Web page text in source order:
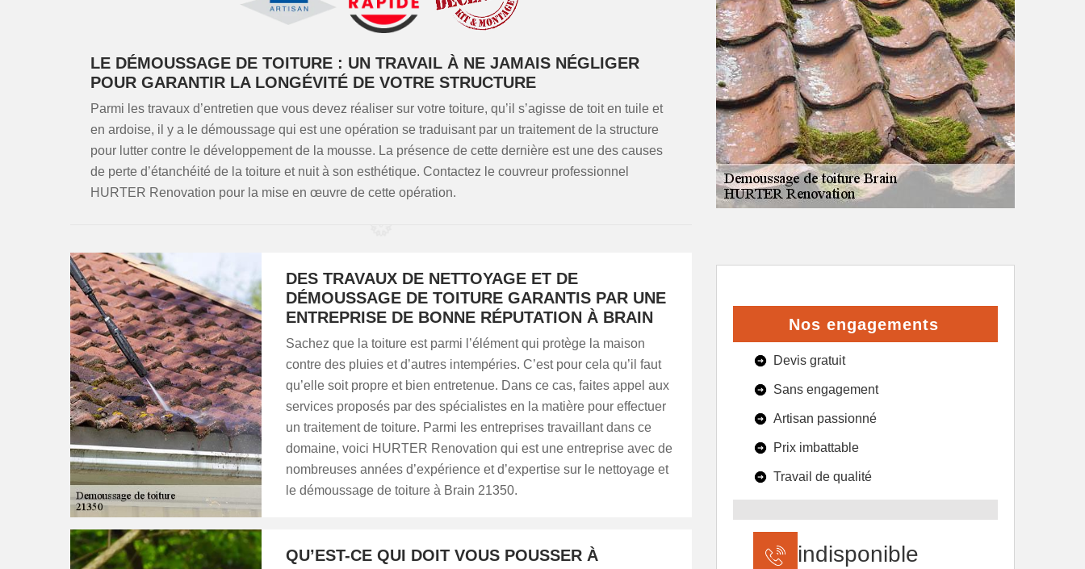
LE DÉMOUSSAGE DE TOITURE : UN TRAVAIL À NE JAMAIS NÉGLIGER
POUR GARANTIR LA LONGÉVITÉ DE VOTRE STRUCTURE
Parmi les travaux d’entretien que vous devez réaliser sur votre toiture, qu’il s’agisse de toit en tuile et
en ardoise, il y a le démoussage qui est une opération se traduisant par un traitement de la structure
pour lutter contre le développement de la mousse. La présence de cette dernière est une des causes
de perte d’étanchéité de la toiture et nuit à son esthétique. Contactez le couvreur professionnel
HURTER Renovation pour la mise en œuvre de cette opération.
DES TRAVAUX DE NETTOYAGE ET DE
DÉMOUSSAGE DE TOITURE GARANTIS PAR UNE
ENTREPRISE DE BONNE RÉPUTATION À BRAIN
Sachez que la toiture est parmi l’élément qui protège la maison
contre des pluies et d’autres intempéries. C’est pour cela qu’il faut
qu’elle soit propre et bien entretenue. Dans ce cas, faites appel aux
services proposés par des spécialistes en la matière pour effectuer
un traitement de toiture. Parmi les entreprises travaillant dans ce
domaine, voici HURTER Renovation qui est une entreprise avec de
nombreuses années d’expérience et d’expertise sur le nettoyage et
le démoussage de toiture à Brain 21350.
QU’EST-CE QUI DOIT VOUS POUSSER À
Nos engagements
Devis gratuit
Sans engagement
Artisan passionné
Prix imbattable
Travail de qualité
indisponible